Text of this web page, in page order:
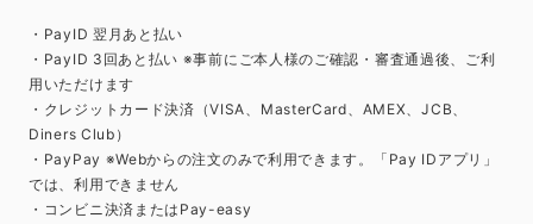
・PayID 翌月あと払い
・PayID 3回あと払い ※事前にご本人様のご確認・審査通過後、ご利
用いただけます
・クレジットカード決済（VISA、MasterCard、AMEX、JCB、
Diners Club）
・PayPay ※Webからの注文のみで利用できます。「Pay IDアプリ」
では、利用できません
・コンビニ決済またはPay-easy